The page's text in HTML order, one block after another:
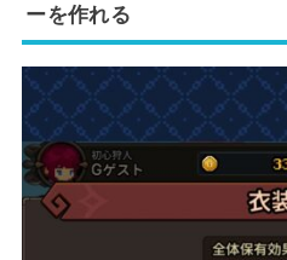
ーを作れる